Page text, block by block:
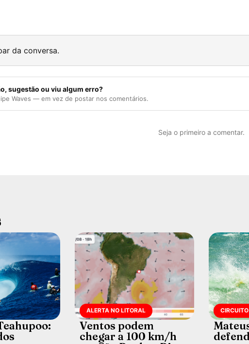
da conversa.
sugestão ou viu algum erro?
Waves — em vez de postar nos comentários.
Seja o primeiro a comentar.
ALERTA NO LITORAL
Ventos podem
chegar a 100 km/h